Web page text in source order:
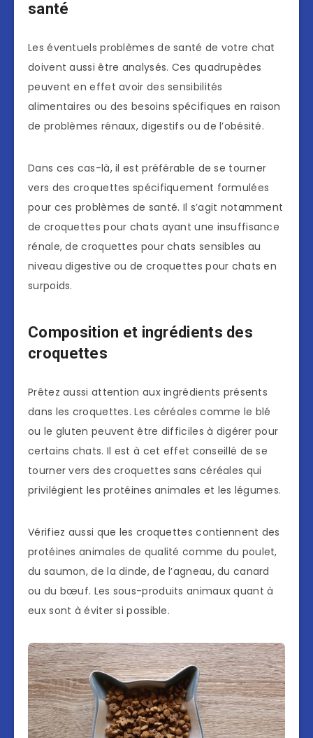
santé
Les éventuels problèmes de santé de votre chat
doivent aussi être analysés. Ces quadrupèdes
peuvent en effet avoir des sensibilités
alimentaires ou des besoins spécifiques en raison
de problèmes rénaux, digestifs ou de l’obésité.
Dans ces cas-là, il est préférable de se tourner
vers des croquettes spécifiquement formulées
pour ces problèmes de santé. Il s’agit notamment
de croquettes pour chats ayant une insuffisance
rénale, de croquettes pour chats sensibles au
niveau digestive ou de croquettes pour chats en
surpoids.
Composition et ingrédients des
croquettes
Prêtez aussi attention aux ingrédients présents
dans les croquettes. Les céréales comme le blé
ou le gluten peuvent être difficiles à digérer pour
certains chats. Il est à cet effet conseillé de se
tourner vers des croquettes sans céréales qui
privilégient les protéines animales et les légumes.
Vérifiez aussi que les croquettes contiennent des
protéines animales de qualité comme du poulet,
du saumon, de la dinde, de l’agneau, du canard
ou du bœuf. Les sous-produits animaux quant à
eux sont à éviter si possible.